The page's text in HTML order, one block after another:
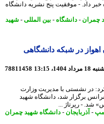
- موفقیت پنج نشریه دانشگاه
- دانشگاه-بین المللی-شهید
در شبکه دانشگاهی
78811458
نشستی با مدیریت وزارت
برگزار شد، دانشگاه شهید
- رپرتاژ ...
-آذربایجان-دانشگاه شهید چمران